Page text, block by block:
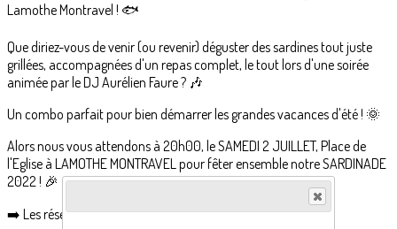
Lamothe Montravel ! 🐟
Que diriez-vous de venir (ou revenir) déguster des sardines tout juste
grillées, accompagnées d'un repas complet, le tout lors d'une soirée
animée par le DJ Aurélien Faure ? 🎶
Un combo parfait pour bien démarrer les grandes vacances d'été ! 🌞
Alors nous vous attendons à 20h00, le SAMEDI 2 JUILLET, Place de
l'Eglise à LAMOTHE MONTRAVEL pour fêter ensemble notre SARDINADE
2022 ! 🎉
➡️ Les réservations sont ouvertes ! ⬅️